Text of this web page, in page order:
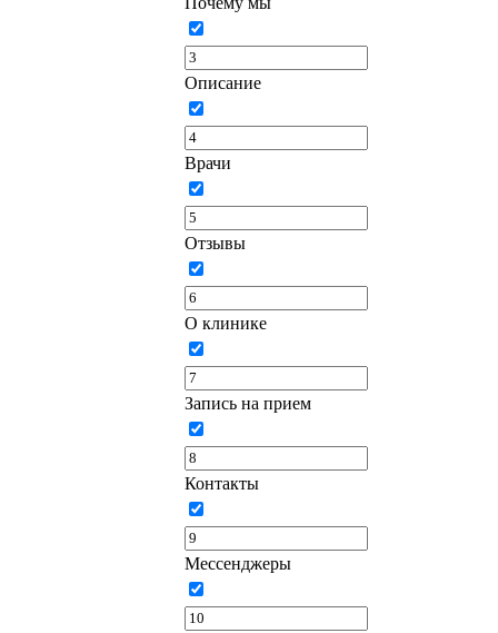
Описание
Врачи
Отзывы
О клинике
Запись на прием
Контакты
Мессенджеры